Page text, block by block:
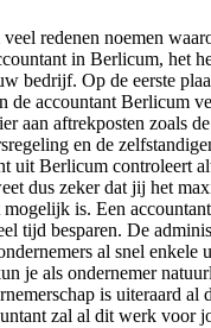
redenen noemen
in Berlicum, het
bedrijf. Op de eerste
de accountant Berlicum
aan aftrekposten zoals de
en de
uit Berlicum controleert
dus zeker dat jij het
is. Een
tijd besparen. De
al snel enkele
je als ondernemer
is uiteraard al
zal al dit werk voor